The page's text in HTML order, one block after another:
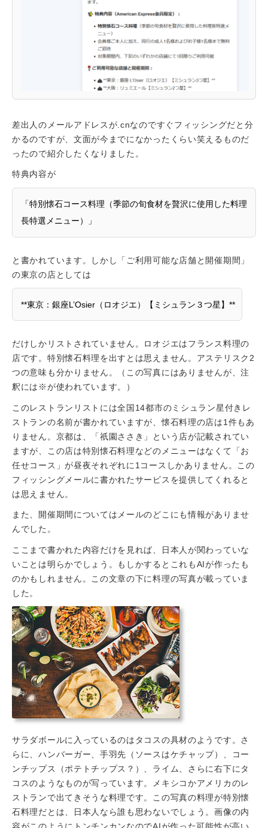
差出人のメールアドレスが.cnなのですぐフィッシングだと分
かるのですが、文面が今までになかったくらい笑えるものだ
ったので紹介したくなりました。
特典内容が
「特別懐石コース料理（季節の旬食材を贅沢に使用した料理
長特選メニュー）」
と書かれています。しかし「ご利用可能な店舗と開催期間」
の東京の店としては
**東京：銀座L’Osier（ロオジエ）【ミシュラン３つ星】**
だけしかリストされていません。ロオジエはフランス料理の
店です。特別懐石料理を出すとは思えません。アステリスク2
つの意味も分かりません。（この写真にはありませんが、注
釈には※が使われています。）
このレストランリストには全国14都市のミシュラン星付きレ
ストランの名前が書かれていますが、懐石料理の店は1件もあ
りません。京都は、「祇園ささき」という店が記載されてい
ますが、この店は特別懐石料理などのメニューはなくて「お
任せコース」が昼夜それぞれに1コースしかありません。この
フィッシングメールに書かれたサービスを提供してくれると
は思えません。
また、開催期間についてはメールのどこにも情報がありませ
んでした。
ここまで書かれた内容だけを見れば、日本人が関わっていな
いことは明らかでしょう。もしかするとこれもAIが作ったも
のかもしれません。この文章の下に料理の写真が載っていま
した。
サラダボールに入っているのはタコスの具材のようです。さ
らに、ハンバーガー、手羽先（ソースはケチャップ）、コー
ンチップス（ポテトチップス？）、ライム、さらに右下にタ
コスのようなものが写っています。メキシコかアメリカのレ
ストランで出てきそうな料理です。この写真の料理が特別懐
石料理だとは、日本人なら誰も思わないでしょう。画像の内